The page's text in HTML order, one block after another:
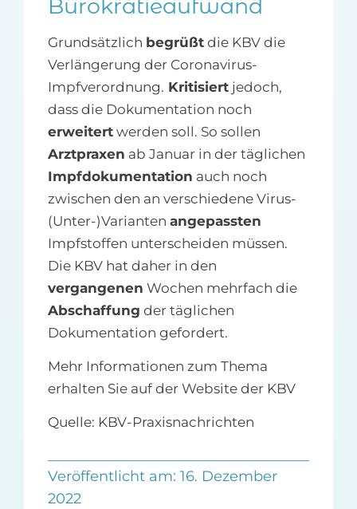
Bürokratieaufwand
Grundsätzlich begrüßtdie KBV die
Verlängerung der Coronavirus-
Impfverordnung. Kritisiertjedoch,
dass die Dokumentation noch
erweitertwerden soll. So sollen
Arztpraxen ab Januar in der täglichen
Impfdokumentation auch noch
zwischen den an verschiedene Virus-
(Unter-)Varianten angepassten
Impfstoffen unterscheiden müssen.
Die KBV hat daher in den
vergangenen Wochen mehrfach die
Abschaffung der täglichen
Dokumentation gefordert.
Mehr Informationen zum Thema
erhalten Sie auf der Website der KBV
Quelle: KBV-Praxisnachrichten
Veröffentlicht am: 16. Dezember
2022